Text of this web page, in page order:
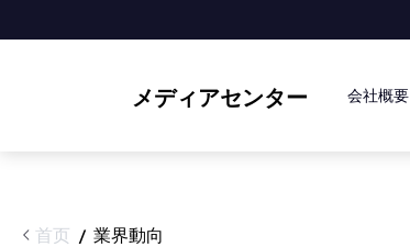
メディアセンター 会社概要
首页 / 業界動向